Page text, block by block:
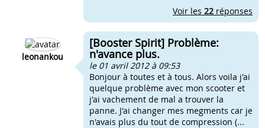
Voir les 22 réponses
leonankou
[Booster Spirit] Problème:
n'avance plus.
le 01 avril 2012 à 09:53
Bonjour à toutes et à tous. Alors voila j'ai
quelque problème avec mon scooter et
j'ai vachement de mal a trouver la
panne. J'ai changer mes megments car je
n'avais plus du tout de compression (...